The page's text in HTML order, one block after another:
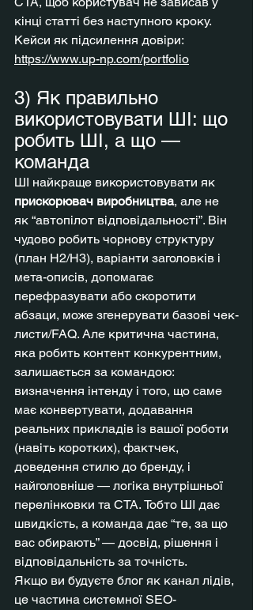
кінці статті без наступного кроку.
Кейси як підсилення довіри:
https://www.up-np.com/portfolio
3) Як правильно
використовувати ШІ: що
робить ШІ, а що —
команда
ШІ найкраще використовувати як
прискорювач виробництва, але не
як “автопілот відповідальності”. Він
чудово робить чорнову структуру
(план H2/H3), варіанти заголовків і
мета-описів, допомагає
перефразувати або скоротити
абзаци, може згенерувати базові чек-
листи/FAQ. Але критична частина,
яка робить контент конкурентним,
залишається за командою:
визначення інтенду і того, що саме
має конвертувати, додавання
реальних прикладів із вашої роботи
(навіть коротких), фактчек,
доведення стилю до бренду, і
найголовніше — логіка внутрішньої
перелінковки та CTA. Тобто ШІ дає
швидкість, а команда дає “те, за що
вас обирають” — досвід, рішення і
відповідальність за точність.
Якщо ви будуєте блог як канал лідів,
це частина системної SEO-